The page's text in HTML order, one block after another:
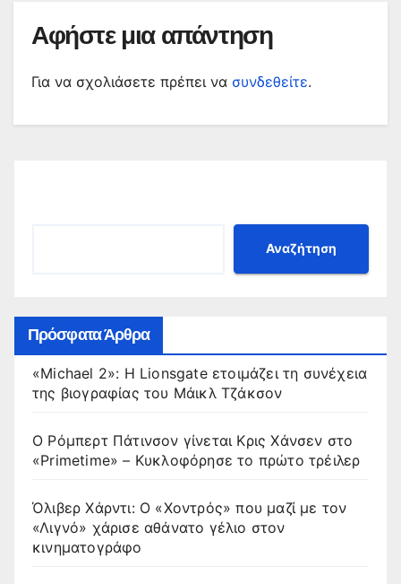
Αφήστε μια απάντηση
Για να σχολιάσετε πρέπει να συνδεθείτε.
Αναζήτηση
Πρόσφατα Άρθρα
«Michael 2»: Η Lionsgate ετοιμάζει τη συνέχεια
της βιογραφίας του Μάικλ Τζάκσον
Ο Ρόμπερτ Πάτινσον γίνεται Κρις Χάνσεν στο
«Primetime» – Κυκλοφόρησε το πρώτο τρέιλερ
Όλιβερ Χάρντι: Ο «Χοντρός» που μαζί με τον
«Λιγνό» χάρισε αθάνατο γέλιο στον
κινηματογράφο